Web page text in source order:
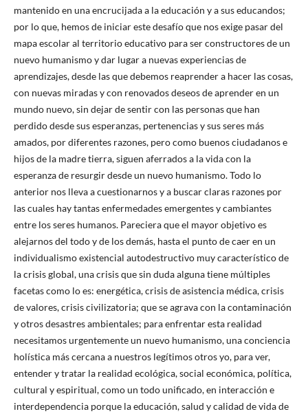
mantenido en una encrucijada a la educación y a sus educandos;
por lo que, hemos de iniciar este desafío que nos exige pasar del
mapa escolar al territorio educativo para ser constructores de un
nuevo humanismo y dar lugar a nuevas experiencias de
aprendizajes, desde las que debemos reaprender a hacer las cosas,
con nuevas miradas y con renovados deseos de aprender en un
mundo nuevo, sin dejar de sentir con las personas que han
perdido desde sus esperanzas, pertenencias y sus seres más
amados, por diferentes razones, pero como buenos ciudadanos e
hijos de la madre tierra, siguen aferrados a la vida con la
esperanza de resurgir desde un nuevo humanismo. Todo lo
anterior nos lleva a cuestionarnos y a buscar claras razones por
las cuales hay tantas enfermedades emergentes y cambiantes
entre los seres humanos. Pareciera que el mayor objetivo es
alejarnos del todo y de los demás, hasta el punto de caer en un
individualismo existencial autodestructivo muy característico de
la crisis global, una crisis que sin duda alguna tiene múltiples
facetas como lo es: energética, crisis de asistencia médica, crisis
de valores, crisis civilizatoria; que se agrava con la contaminación
y otros desastres ambientales; para enfrentar esta realidad
necesitamos urgentemente un nuevo humanismo, una conciencia
holística más cercana a nuestros legítimos otros yo, para ver,
entender y tratar la realidad ecológica, social económica, política,
cultural y espiritual, como un todo unificado, en interacción e
interdependencia porque la educación, salud y calidad de vida de